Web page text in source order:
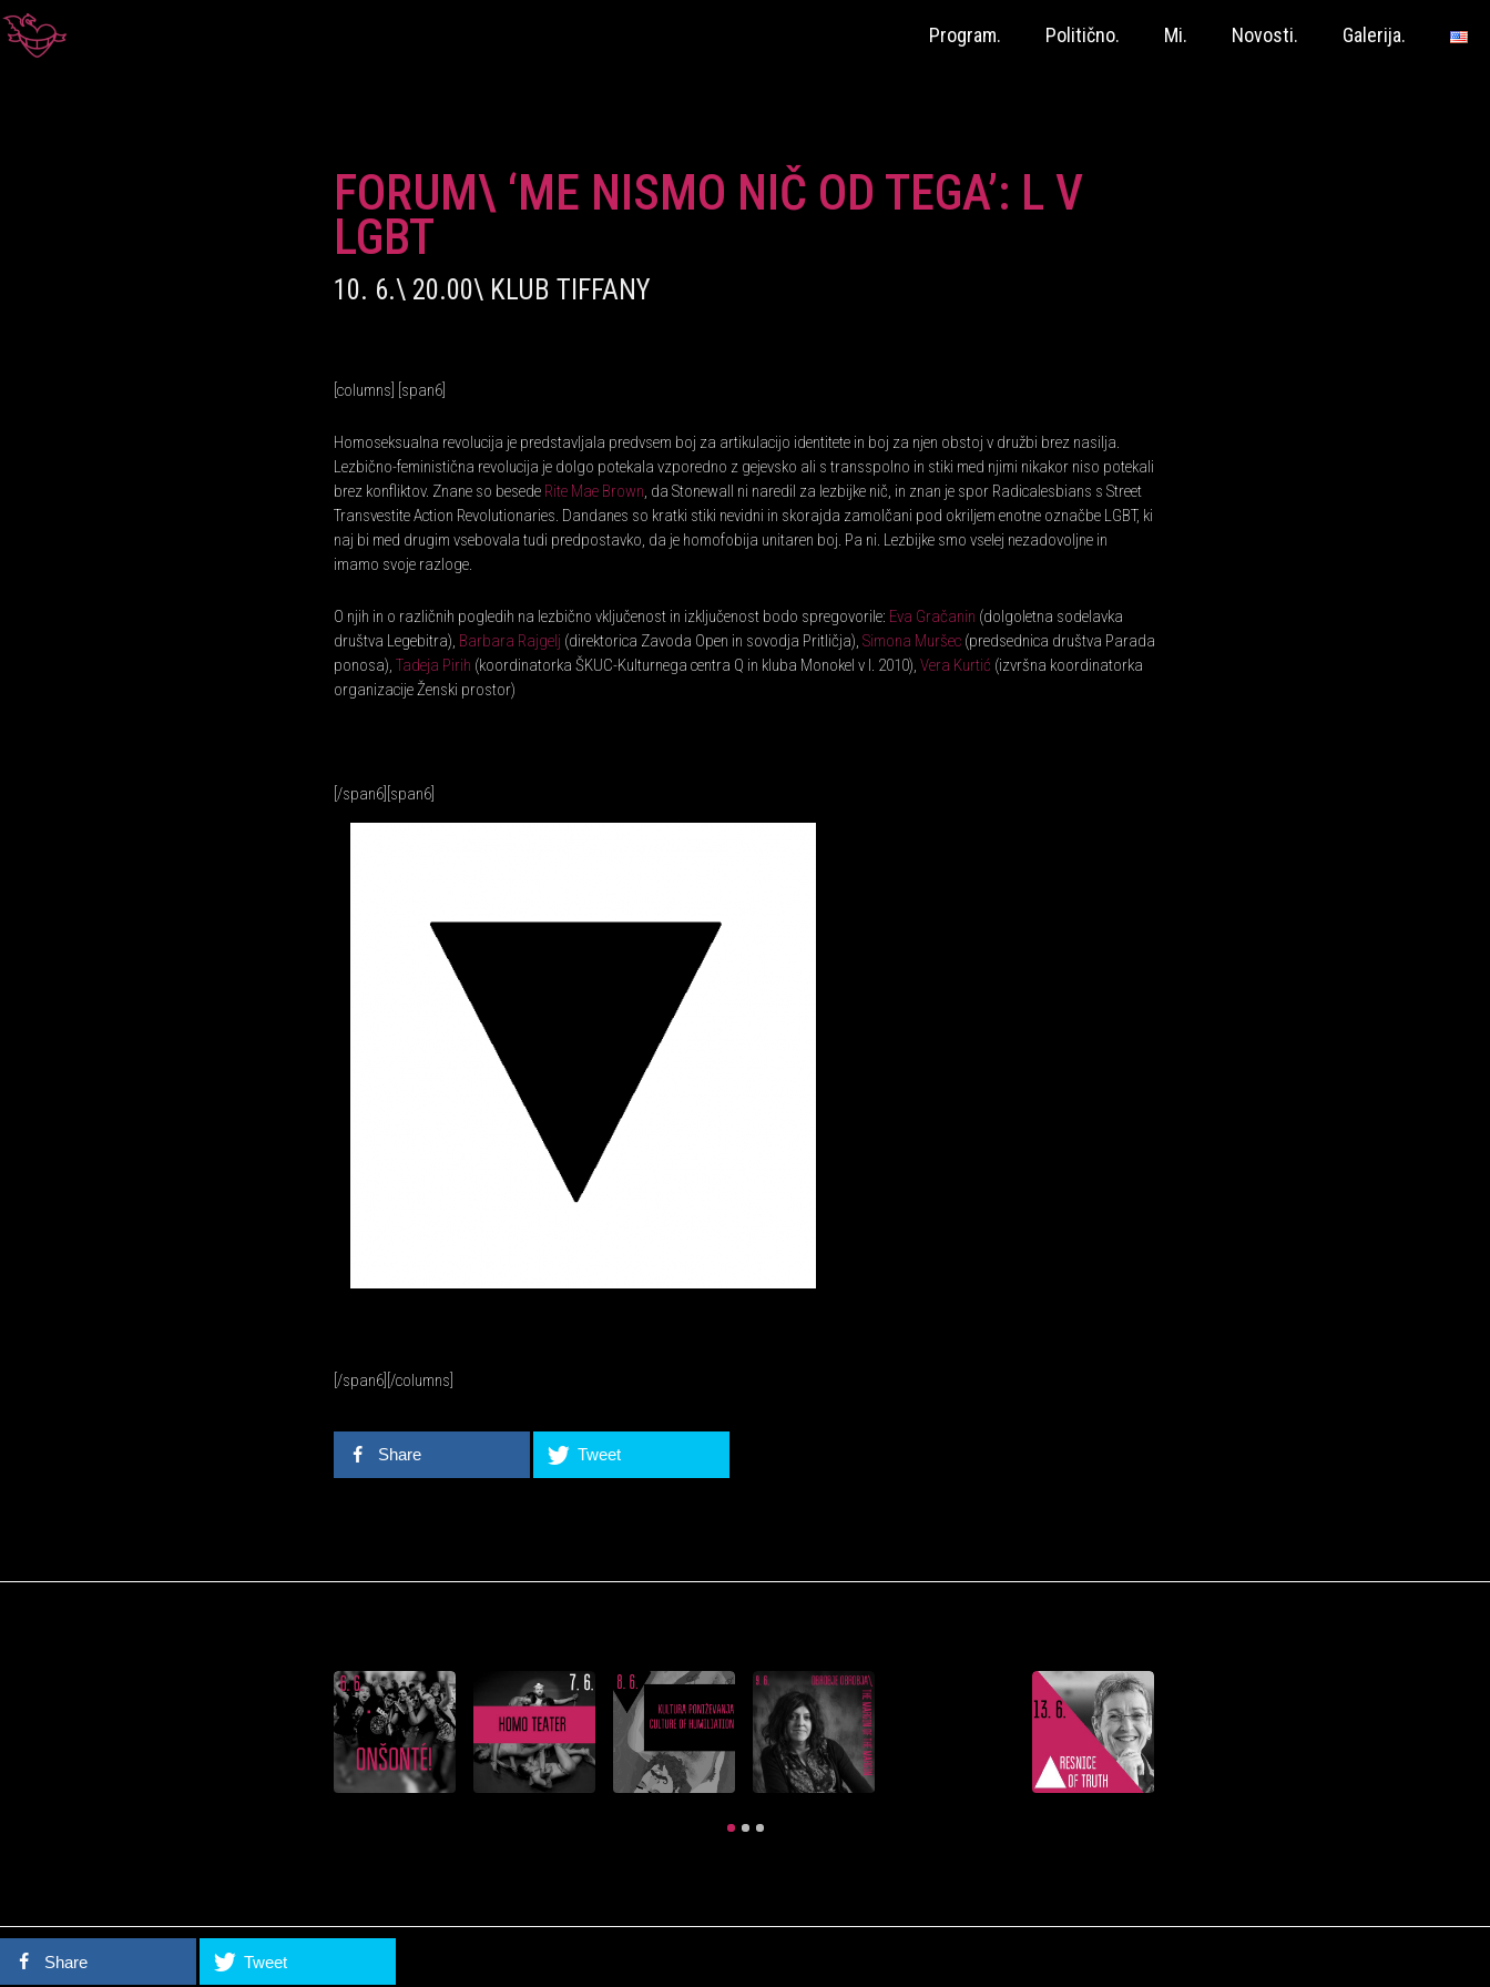
Program. Politično. Mi. Novosti. Galerija.
FORUM\ ‘ME NISMO NIČ OD TEGA’: L V
LGBT
10. 6.\ 20.00\ KLUB TIFFANY
[columns] [span6]
Homoseksualna revolucija je predstavljala predvsem boj za artikulacijo identitete in boj za njen obstoj v družbi brez nasilja.
Lezbično-feministična revolucija je dolgo potekala vzporedno z gejevsko ali s transspolno in stiki med njimi nikakor niso potekali
brez konfliktov. Znane so besede Rite Mae Brown, da Stonewall ni naredil za lezbijke nič, in znan je spor Radicalesbians s Street
Transvestite Action Revolutionaries. Dandanes so kratki stiki nevidni in skorajda zamolčani pod okriljem enotne označbe LGBT, ki
naj bi med drugim vsebovala tudi predpostavko, da je homofobija unitaren boj. Pa ni. Lezbijke smo vselej nezadovoljne in
imamo svoje razloge.
O njih in o različnih pogledih na lezbično vključenost in izključenost bodo spregovorile: Eva Gračanin (dolgoletna sodelavka
društva Legebitra), Barbara Rajgelj (direktorica Zavoda Open in sovodja Pritličja),Simona Muršec (predsednica društva Parada
ponosa),Tadeja Pirih (koordinatorka ŠKUC-Kulturnega centra Q in kluba Monokel v l. 2010),Vera Kurtić (izvršna koordinatorka
organizacije Ženski prostor)
[/span6][span6]
[/span6][/columns]
Share Tweet
Share Tweet